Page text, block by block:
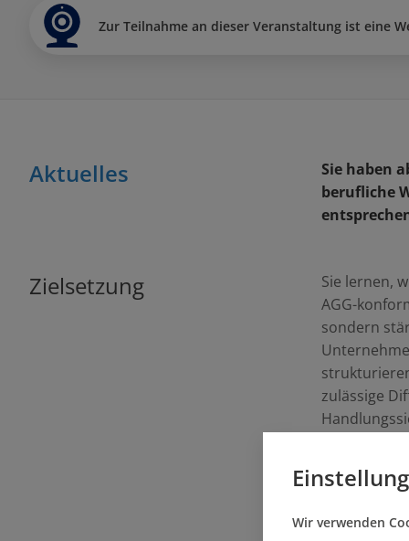
Zur Teilnahme an dieser Veranstaltung ist eine
Aktuelles
Sie haben
berufliche
Zielsetzung
Sie lernen,
AGG-
sondern
zulässige
Wir verwenden